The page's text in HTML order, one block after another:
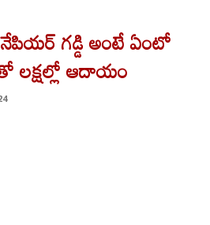
గడ్డి అంటే ఏంటో
లక్షల్లో ఆదాయం